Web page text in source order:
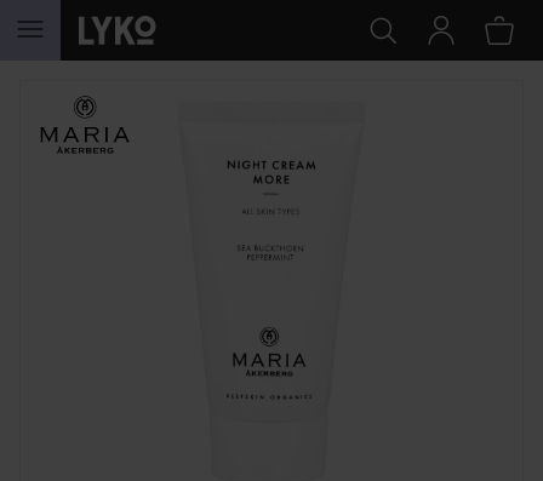
HOPPA TILL INNEHÅLLET